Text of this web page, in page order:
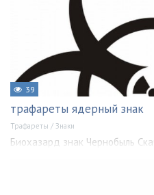
39
трафареты ядерный знак
Трафареты / Знаки
Биохазард знак Чернобыль